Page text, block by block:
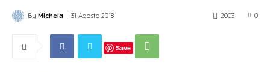
By Michela 31 Agosto 2018 0
2003
Save